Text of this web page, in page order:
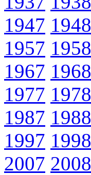
1947 1948
1957 1958
1967 1968
1977 1978
1987 1988
1997 1998
2007 2008